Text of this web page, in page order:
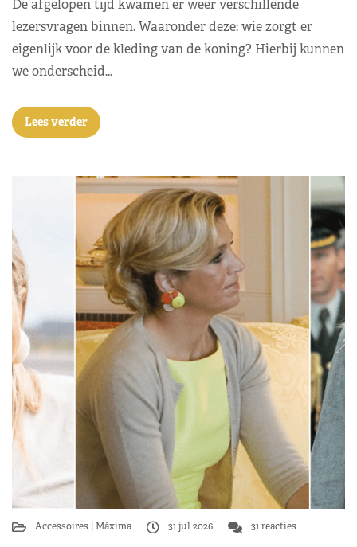
De afgelopen tijd kwamen er weer verschillende
lezersvragen binnen. Waaronder deze: wie zorgt er
eigenlijk voor de kleding van de koning? Hierbij kunnen
we onderscheid…
Lees verder
Accessoires Máxima 31 jul 2026 31 reacties